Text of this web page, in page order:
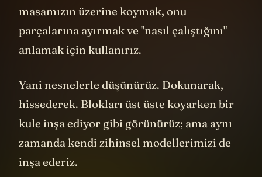
masamızın üzerine koymak, onu
parçalarına ayırmak ve "nasıl çalıştığını"
anlamak için kullanırız.
Yani nesnelerle düşünürüz. Dokunarak,
hissederek. Blokları üst üste koyarken bir
kule inşa ediyor gibi görünürüz; ama aynı
zamanda kendi zihinsel modellerimizi de
inşa ederiz.